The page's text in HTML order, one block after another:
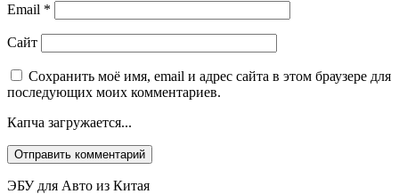
Email *
Сайт
Сохранить моё имя, email и адрес сайта в этом браузере для
последующих моих комментариев.
Капча загружается...
ЭБУ для Авто из Китая